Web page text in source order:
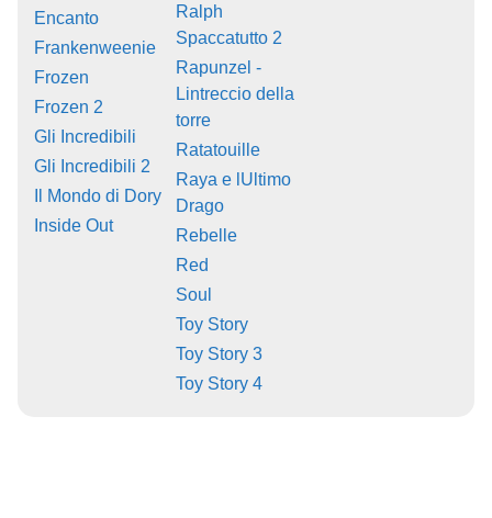
Encanto
Frankenweenie
Frozen
Frozen 2
Gli Incredibili
Gli Incredibili 2
Il Mondo di Dory
Inside Out
Ralph
Spaccatutto 2
Rapunzel -
Lintreccio della
torre
Ratatouille
Raya e lUltimo
Drago
Rebelle
Red
Soul
Toy Story
Toy Story 3
Toy Story 4